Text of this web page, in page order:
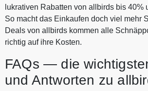
lukrativen Rabatten von allbirds bis 40%
So macht das Einkaufen doch viel mehr
Deals von allbirds kommen alle
richtig auf ihre Kosten.
FAQs — die
und Antworten zu